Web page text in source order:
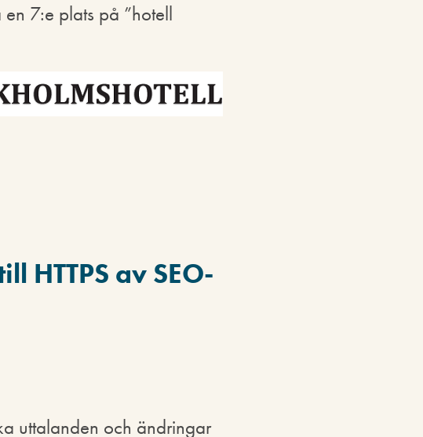
7:e plats på ”hotell
HTTPS av SEO-
uttalanden och ändringar